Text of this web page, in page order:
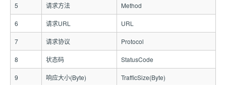
5 请求方法 Method
6 请求URL URL
7 请求协议 Protocol
8 状态码 StatusCode
9 响应大小(Byte) TrafficSize(Byte)